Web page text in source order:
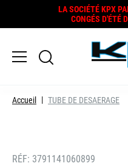
LA SOCIÉTÉ KPX
CONGÉS D'ÉTÉ
Accueil TUBE DE DESAERAGE
RÉF: 3791141060899